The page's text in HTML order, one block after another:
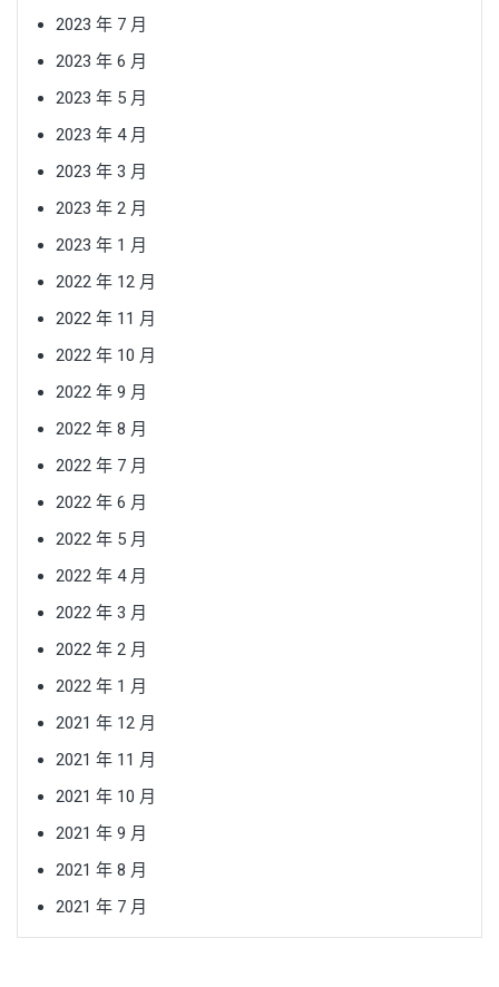
2023 年 7 月
2023 年 6 月
2023 年 5 月
2023 年 4 月
2023 年 3 月
2023 年 2 月
2023 年 1 月
2022 年 12 月
2022 年 11 月
2022 年 10 月
2022 年 9 月
2022 年 8 月
2022 年 7 月
2022 年 6 月
2022 年 5 月
2022 年 4 月
2022 年 3 月
2022 年 2 月
2022 年 1 月
2021 年 12 月
2021 年 11 月
2021 年 10 月
2021 年 9 月
2021 年 8 月
2021 年 7 月